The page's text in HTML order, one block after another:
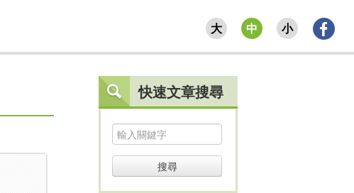
大 中 小
快速文章搜尋
搜尋